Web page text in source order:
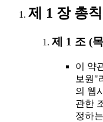
제 1 장 총칙
제 1 조 (
이 약
보원"
의 웹
관한
정하